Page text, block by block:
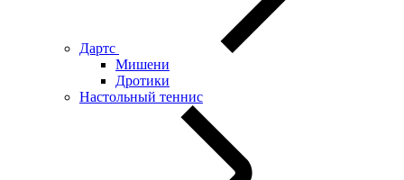
Дартс
Мишени
Дротики
Настольный теннис